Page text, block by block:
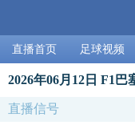
直播首页 足球视频
2026年06月12日 F1
直播信号